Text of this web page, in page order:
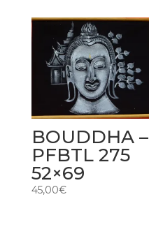
BOUDDHA –
PFBTL 275
52×69
45,00€